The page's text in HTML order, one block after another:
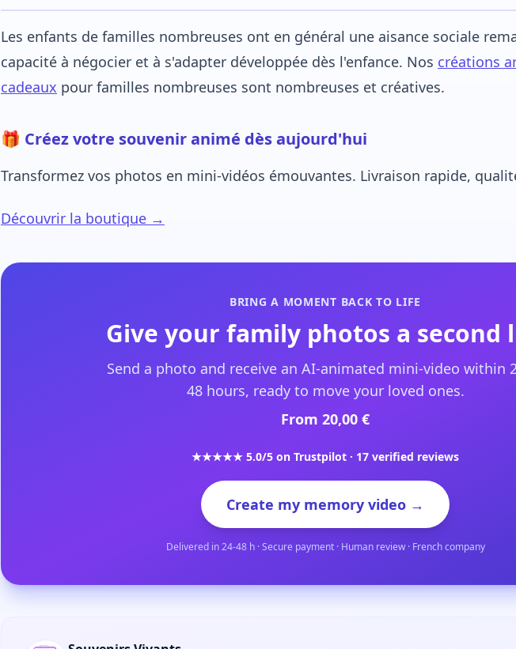
Les enfants de familles nombreuses ont en général une aisance sociale
capacité à négocier et à s'adapter développée dès l'enfance. Nos créations
cadeaux pour familles nombreuses sont nombreuses et créatives.
🎁 Créez votre souvenir animé dès aujourd'hui
Transformez vos photos en mini-vidéos émouvantes. Livraison rapide,
Découvrir la boutique →
BRING A MOMENT BACK TO LIFE
Give your family photos a second
Send a photo and receive an AI-animated mini-video within
48 hours, ready to move your loved ones.
From 20,00 €
★★★★★ 5.0/5 on Trustpilot · 17 verified reviews
Create my memory video →
Delivered in 24-48 h · Secure payment · Human review · French company